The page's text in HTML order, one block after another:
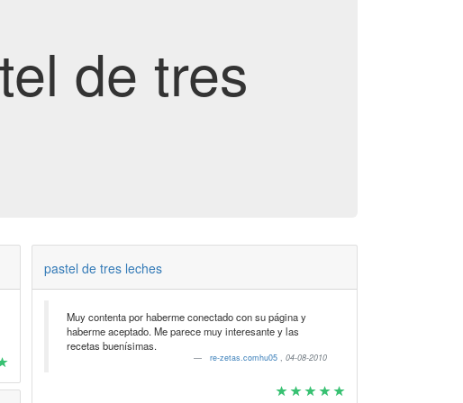
de tres
pastel de tres leches
Muy contenta por haberme conectado con su página y
haberme aceptado. Me parece muy interesante y las
recetas buenísimas.
re-zetas.comhu05,04-08-2010